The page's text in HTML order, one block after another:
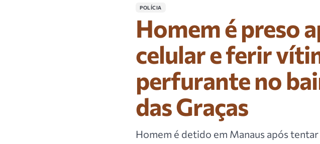
POLÍCIA
Homem é preso
celular e ferir
perfurante no
das Graças
Homem é detido em Manaus após